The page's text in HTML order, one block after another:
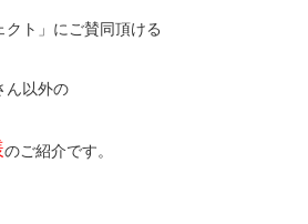
クト」にご賛同頂ける
ん以外の
のご紹介です。